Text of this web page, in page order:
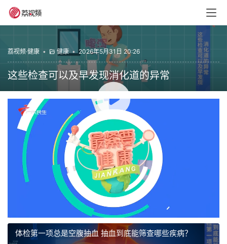
荔视频·健康 • 健康 • 2026年5月31日 20:26
这些检查可以及早发现消化道的异常
00:00 / 02:18
健康 最紧要健康
赞(0)
体检第一项总是空腹抽血 抽血到底能筛查哪些疾病？